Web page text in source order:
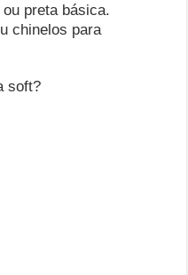
preta básica.
chinelos para
soft?